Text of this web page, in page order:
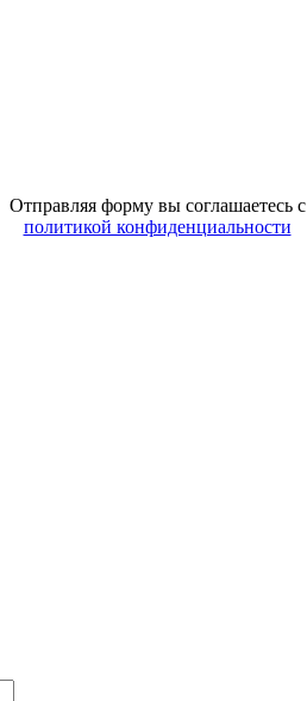
Отправляя форму вы соглашаетесь с
политикой конфиденциальности